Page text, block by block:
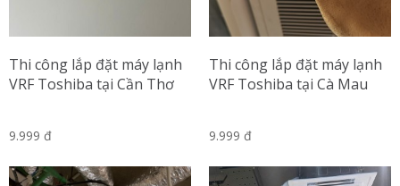
Thi công lắp đặt máy lạnh
VRF Toshiba tại Cần Thơ
9.999 đ
Thi công lắp đặt máy lạnh
VRF Toshiba tại Cà Mau
9.999 đ